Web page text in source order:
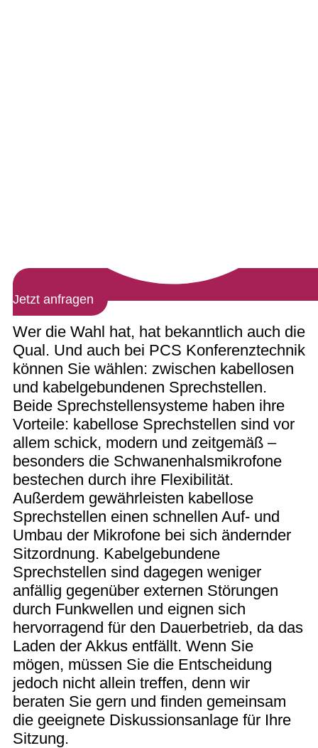
Jetzt anfragen
Wer die Wahl hat, hat bekanntlich auch die
Qual. Und auch bei PCS Konferenztechnik
können Sie wählen: zwischen kabellosen
und kabelgebundenen Sprechstellen.
Beide Sprechstellensysteme haben ihre
Vorteile: kabellose Sprechstellen sind vor
allem schick, modern und zeitgemäß –
besonders die Schwanenhalsmikrofone
bestechen durch ihre Flexibilität.
Außerdem gewährleisten kabellose
Sprechstellen einen schnellen Auf- und
Umbau der Mikrofone bei sich ändernder
Sitzordnung. Kabelgebundene
Sprechstellen sind dagegen weniger
anfällig gegenüber externen Störungen
durch Funkwellen und eignen sich
hervorragend für den Dauerbetrieb, da das
Laden der Akkus entfällt. Wenn Sie
mögen, müssen Sie die Entscheidung
jedoch nicht allein treffen, denn wir
beraten Sie gern und finden gemeinsam
die geeignete Diskussionsanlage für Ihre
Sitzung.